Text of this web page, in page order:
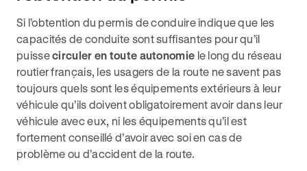
Si l’obtention du permis de conduire indique que les
capacités de conduite sont suffisantes pour qu’il
puissecirculer en toute autonomie le long du réseau
routier français, les usagers de la route ne savent pas
toujours quels sont les équipements extérieurs à leur
véhicule qu’ils doivent obligatoirement avoir dans leur
véhicule avec eux, ni les équipements qu’il est
fortement conseillé d’avoir avec soi en cas de
problème ou d’accident de la route.